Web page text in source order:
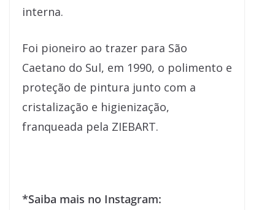
interna.
Foi pioneiro ao trazer para São
Caetano do Sul, em 1990, o polimento e
proteção de pintura junto com a
cristalização e higienização,
franqueada pela ZIEBART.
*Saiba mais no Instagram: